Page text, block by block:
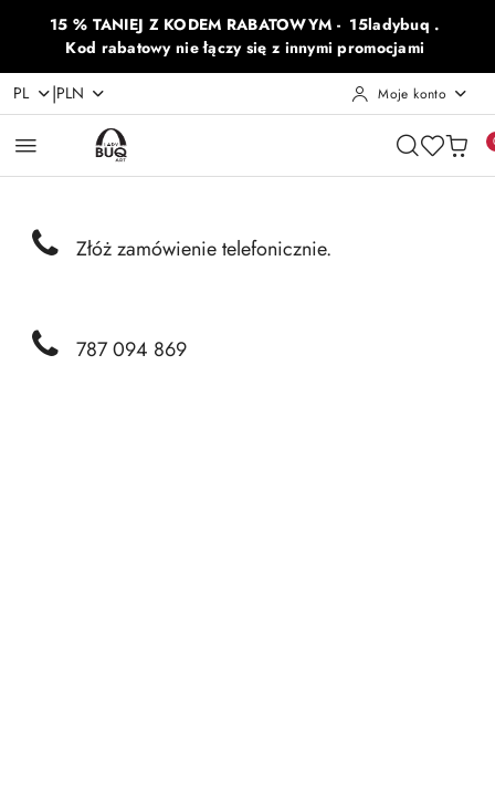
Przejdź do treści głównej
Przejdź do wyszukiwarki
Przejdź do moje konto
Przejdź do menu głównego
Przejdź do opisu produktu
Przejdź do stopki
15 % TANIEJ Z KODEM RABATOWYM - 15ladybuq .
Kod rabatowy nie łączy się z innymi promocjami
PL |PLN Moje konto
Złóż zamówienie telefonicznie.
787 094 869